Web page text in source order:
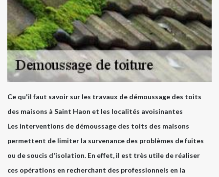
Ce qu'il faut savoir sur les travaux de démoussage des toits
des maisons à Saint Haon et les localités avoisinantes
Les interventions de démoussage des toits des maisons
permettent de limiter la survenance des problèmes de fuites
ou de soucis d'isolation. En effet, il est très utile de réaliser
ces opérations en recherchant des professionnels en la